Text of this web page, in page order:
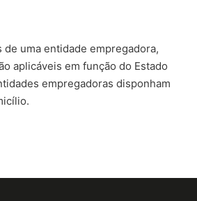
de uma entidade empregadora,
aplicáveis em função do Estado
empregadoras disponham